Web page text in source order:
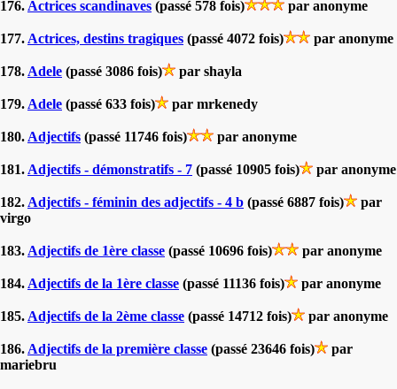
176. Actrices scandinaves (passé 578 fois) par anonyme
177. Actrices, destins tragiques (passé 4072 fois) par anonyme
178. Adele (passé 3086 fois) par shayla
179. Adele (passé 633 fois) par mrkenedy
180. Adjectifs (passé 11746 fois) par anonyme
181. Adjectifs - démonstratifs - 7 (passé 10905 fois) par anonyme
182. Adjectifs - féminin des adjectifs - 4 b (passé 6887 fois)
par
virgo
183. Adjectifs de 1ère classe (passé 10696 fois) par anonyme
184. Adjectifs de la 1ère classe (passé 11136 fois) par anonyme
185. Adjectifs de la 2ème classe (passé 14712 fois) par anonyme
186. Adjectifs de la première classe (passé 23646 fois)
par
mariebru